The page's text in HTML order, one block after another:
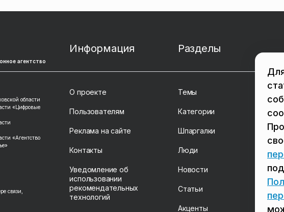
агентство
области
«Цифровые
«Агентство
связи,
Информация
О проекте
Пользователям
Реклама на сайте
Контакты
Уведомление об
использовании
рекомендательных
технологий
Разделы
Темы
Категории
Шпаргалки
Люди
Новости
Статьи
Акценты